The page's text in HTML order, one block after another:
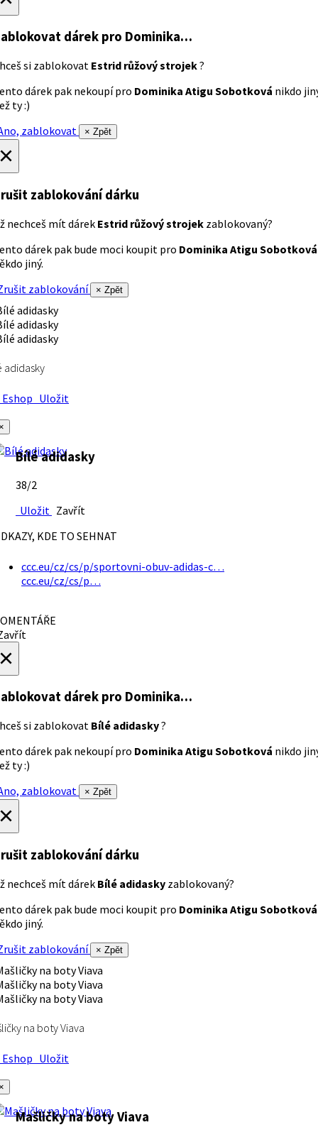
dárek pro Dominika…
si zablokovat Estrid růžový strojek?
dárek pak nekoupí pro Dominika Atigu Sobotková nikdo
ty :)
zablokovat
× Zpět
zablokování dárku
nechceš mít dárek Estrid růžový strojek zablokovaný?
dárek pak bude moci koupit pro Dominika Atigu Sobotková
jiný.
zablokování
× Zpět
adidasky
Uložit
Bílé adidasky
38/2
Uložit Zavřít
KDE TO SEHNAT
ccc.eu/cz/cs/p/sportovni-obuv-adidas-c…
ccc.eu/cz/cs/p…
dárek pro Dominika…
si zablokovat Bílé adidasky?
dárek pak nekoupí pro Dominika Atigu Sobotková nikdo
ty :)
zablokovat
× Zpět
zablokování dárku
nechceš mít dárek Bílé adidasky zablokovaný?
dárek pak bude moci koupit pro Dominika Atigu Sobotková
jiný.
zablokování
× Zpět
na boty Viava
Uložit
Mašličky na boty Viava